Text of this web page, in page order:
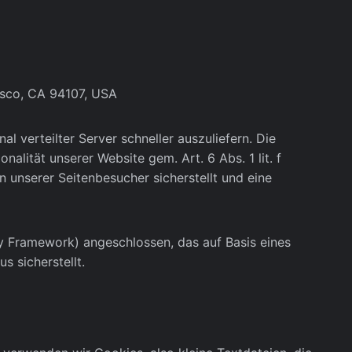
CA 94107, USA
verteilter Server schneller auszuliefern. Die
unserer Website gem. Art. 6 Abs. 1 lit. f
unserer Seitenbesucher sicherstellt und eine
angeschlossen, das auf Basis eines
sicherstellt.